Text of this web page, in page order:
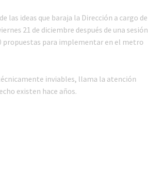
las ideas que baraja la Dirección a cargo de
21 de diciembre después de una sesión
propuestas para implementar en el metro
inviables, llama la atención
existen hace años.